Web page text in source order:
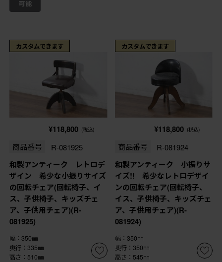
カスタムできます
¥118,800 (税込)
商品番号 R-081925
和製アンティーク レトロデ
ザイン 希少な小振りサイズ
の回転チェア(回転椅子、イ
ス、子供椅子、キッズチェ
ア、子供用チェア)(R-
081925)
幅：350㎜
奥行：335㎜
高さ：510㎜
カスタムできます
¥118,800 (税込)
商品番号 R-081924
和製アンティーク 小振りサ
イズ!! 希少なレトロデザイ
ンの回転チェア(回転椅子、
イス、子供椅子、キッズチェ
ア、子供用チェア)(R-
081924)
幅：350㎜
奥行：350㎜
高さ：545㎜